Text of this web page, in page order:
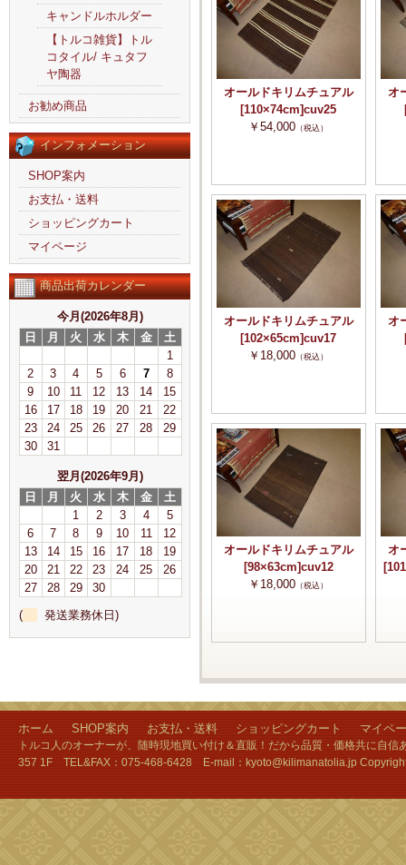
キャンドルホルダー
【トルコ雑貨】トル
コタイル/ キュタフ
ヤ陶器
お勧め商品
インフォメーション
SHOP案内
お支払・送料
ショッピングカート
マイページ
商品出荷カレンダー
今月(2026年8月)
日
月 火 水 木 金
土
1
2
3 4 5 6 7
8
9
10 11 12 13 14
15
16
17 18 19 20 21
22
23
24 25 26 27 28
29
30
31
翌月(2026年9月)
日
月 火 水 木 金
土
1
2 3 4
5
6
7 8 9 10 11
12
13
14 15 16 17 18
19
20
21 22 23 24 25
26
27
28 29
30
(
発送業務休日)
オールドキリムチュアル
[110×74cm]cuv25
￥54,000 （税込）
オ
オールドキリムチュアル
[102×65cm]cuv17
￥18,000 （税込）
オ
オールドキリムチュアル
[98×63cm]cuv12
￥18,000 （税込）
オ
ホーム SHOP案内 お支払・送料 ショッピングカート マイペ
トルコ人のオーナーが、随時現地買い付け＆直販！だから品質・価格共に自
357 1F TEL&FAX：075-468-6428 E-mail：kyoto@kilimanatolia.jp